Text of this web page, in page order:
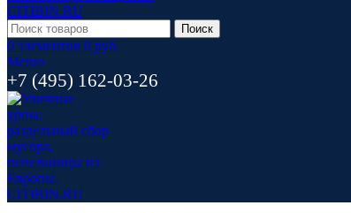
Поиск
0 элементов 0 руб.
Меню
+7 (495) 162-03-26